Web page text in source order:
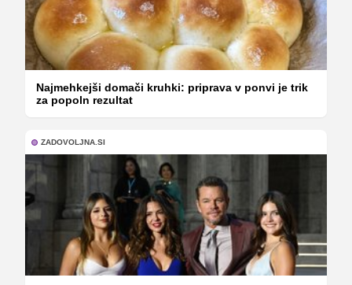
Najmehkejši domači kruhki: priprava v ponvi je trik
za popoln rezultat
ZADOVOLJNA.SI